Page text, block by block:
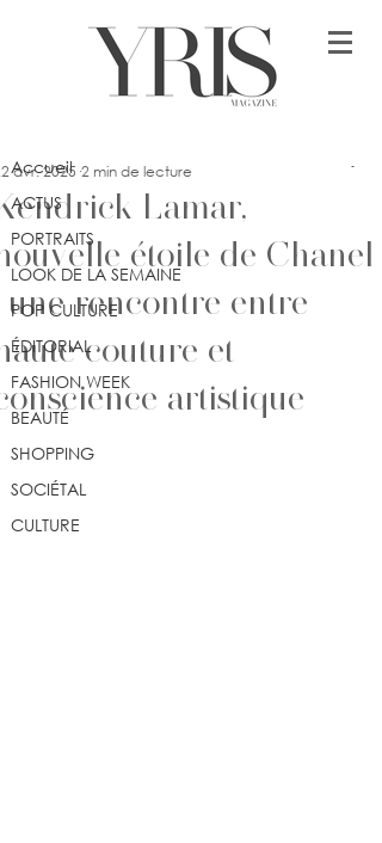
Accueil
ACTUS
PORTRAITS
LOOK DE LA SEMAINE
POP CULTURE
ÉDITORIAL
FASHION WEEK
BEAUTÉ
SHOPPING
SOCIÉTAL
CULTURE
Lamar,
étoile de Chanel
une rencontre entre
couture et
artistique
avr. 2025 2 min de lecture